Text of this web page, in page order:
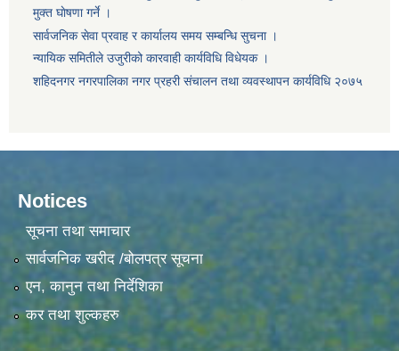
मुक्त घाेषणा गर्ने ।
सार्वजनिक सेवा प्रवाह र कार्यालय समय सम्बन्धि सुचना ।
न्यायिक समितीले उजुरीको कारवाही कार्यविधि विधेयक ।
शहिदनगर नगरपालिका नगर प्रहरी संचालन तथा व्यवस्थापन कार्यविधि २०७५
Notices
सूचना तथा समाचार
सार्वजनिक खरीद /बोलपत्र सूचना
एन, कानुन तथा निर्देशिका
कर तथा शुल्कहरु